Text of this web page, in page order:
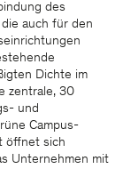
des
auch für den
Dichte im
zentrale, 30
und
Campus-
öffnet sich
Unternehmen mit